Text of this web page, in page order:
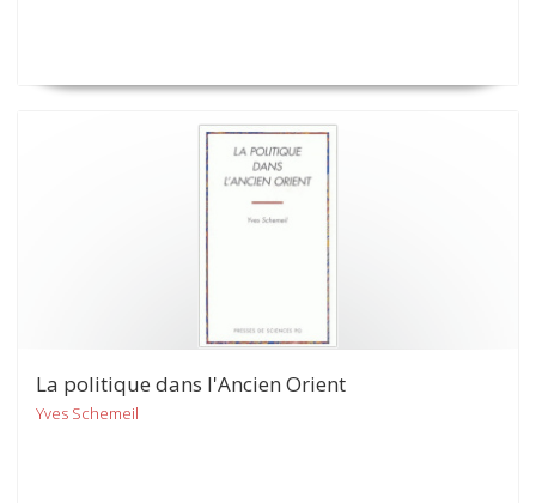
La politique dans l'Ancien Orient
Yves Schemeil